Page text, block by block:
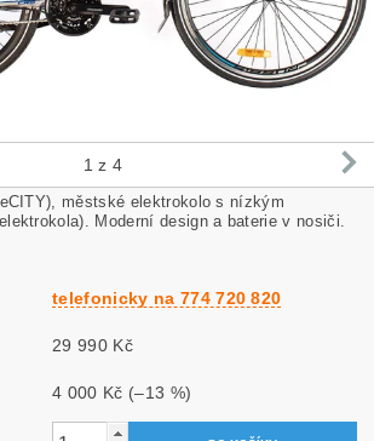
1 z 4
městské elektrokolo s nízkým
Moderní design a baterie v nosiči.
telefonicky na 774 720 820
29 990 Kč
4 000 Kč (–13 %)